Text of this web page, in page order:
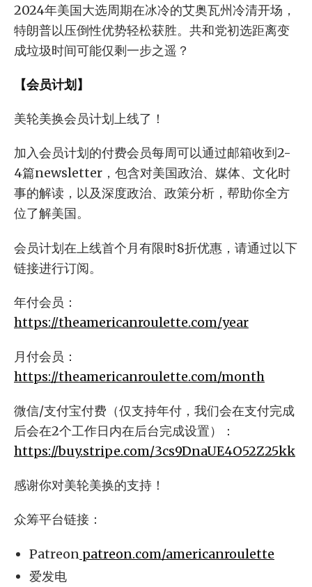
2024年美国大选周期在冰冷的艾奥瓦州冷清开场，
特朗普以压倒性优势轻松获胜。共和党初选距离变
成垃圾时间可能仅剩一步之遥？
【会员计划】
美轮美换会员计划上线了！
加入会员计划的付费会员每周可以通过邮箱收到2-
4篇newsletter，包含对美国政治、媒体、文化时
事的解读，以及深度政治、政策分析，帮助你全方
位了解美国。
会员计划在上线首个月有限时8折优惠，请通过以下
链接进行订阅。
年付会员：
https://theamericanroulette.com/year
月付会员：
https://theamericanroulette.com/month
微信/支付宝付费（仅支持年付，我们会在支付完成
后会在2个工作日内在后台完成设置）：
https://buy.stripe.com/3cs9DnaUE4O52Z25kk
感谢你对美轮美换的支持！
众筹平台链接：
Patreon patreon.com/americanroulette
爱发电